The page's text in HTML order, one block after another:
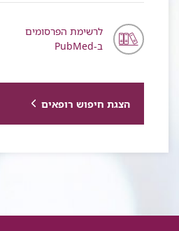
עמי
בן
עמי
לרשימת הפרסומים
ב-PubMed
הצגת חיפוש רופאים